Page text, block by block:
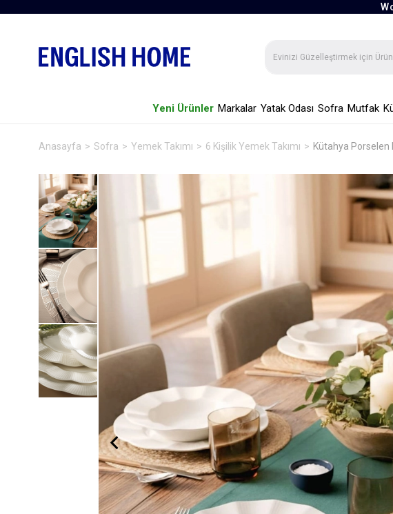
Yeni Ürünler Markalar Yatak Odası Sofra Mutfak
Anasayfa Sofra Yemek Takımı 6 Kişilik Yemek Takımı Kütahya Porselen